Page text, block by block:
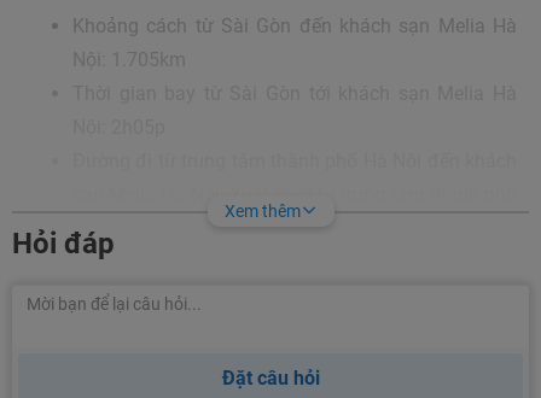
Khoảng cách từ Sài Gòn đến khách sạn Melia Hà
Nội: 1.705km
Hà Nội đến khách sạn Melia, du khách có thể đi
theo nhiều tuyến đường khác nhau. Trong đó,
nhanh chóng và thuận tiện nhất là đi qua Nguyễn
Xem thêm
Hỏi đáp
Đặt câu hỏi